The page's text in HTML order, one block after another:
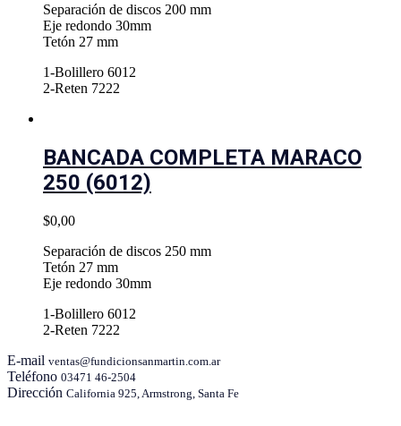
Separación de discos 200 mm
Eje redondo 30mm
Tetón 27 mm
1-Bolillero 6012
2-Reten 7222
BANCADA COMPLETA MARACO
250 (6012)
$0,00
Separación de discos 250 mm
Tetón 27 mm
Eje redondo 30mm
1-Bolillero 6012
2-Reten 7222
E-mail ventas@fundicionsanmartin.com.ar
Teléfono 03471 46-2504
Dirección California 925, Armstrong, Santa Fe